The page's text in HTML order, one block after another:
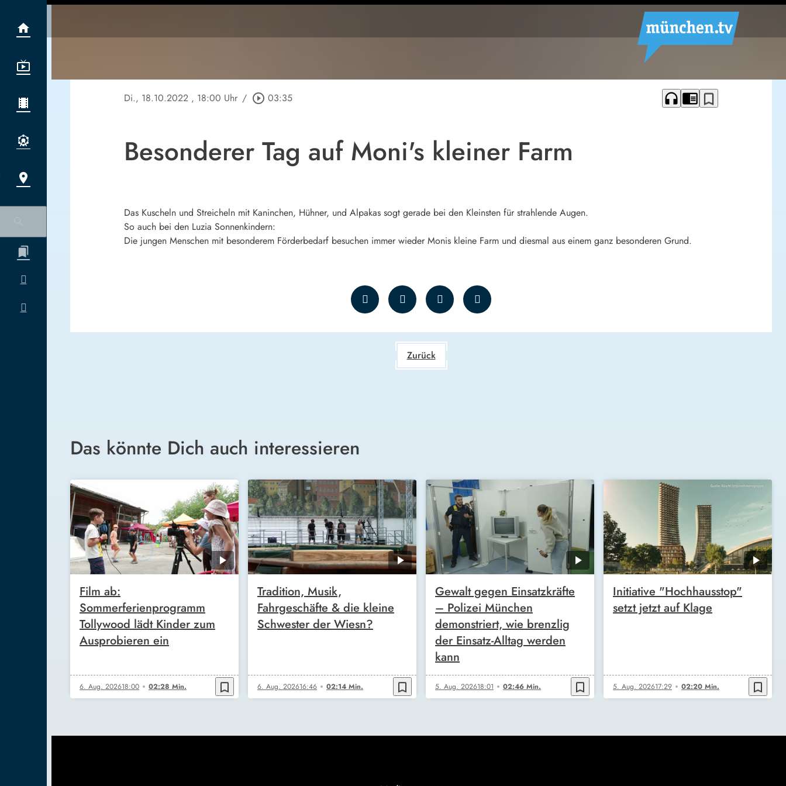
Di., 18.10.2022 , 18:00 Uhr / play_circle_outline 03:35 headphones chrome_reader_mode bookmark_border
Besonderer Tag auf Moni's kleiner Farm
Das Kuscheln und Streicheln mit Kaninchen, Hühner, und Alpakas sogt gerade bei den Kleinsten für strahlende Augen.
So auch bei den Luzia Sonnenkindern:
Die jungen Menschen mit besonderem Förderbedarf besuchen immer wieder Monis kleine Farm und diesmal aus einem ganz besonderen Grund.
Zurück
Das könnte Dich auch interessieren
Film ab:
Sommerferienprogramm
Tollywood lädt Kinder zum
Ausprobieren ein
6. Aug. 202618:00 02:28 Min. bookmark_border
Tradition, Musik,
Fahrgeschäfte & die kleine
Schwester der Wiesn?
6. Aug. 202616:46 02:14 Min. bookmark_border
Gewalt gegen Einsatzkräfte
– Polizei München
demonstriert, wie brenzlig
der Einsatz-Alltag werden
kann
5. Aug. 202618:01 02:46 Min. bookmark_border
Initiative "Hochhausstop"
setzt jetzt auf Klage
5. Aug. 202617:29 02:20 Min. bookmark_border